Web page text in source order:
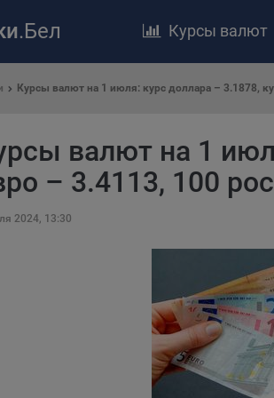
.Бел Курсы валют
Курсы валют на 1 июля: курс доллара – 3.1878,
валют на 1
– 3.4113, 100
2024, 13:30